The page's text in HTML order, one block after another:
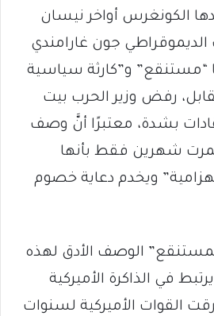
الكونغرس أواخر نيسان
الديموقراطي جون غارامندي
“مستنقع” و”كارثة سياسية
رفض وزير الحرب بيت
بشدة، معتبرًا أنَّ وصف
شهرين فقط بأنها
ويخدم دعاية خصوم
الوصف الأدق لهذه
في الذاكرة الأميركية
القوات الأميركية لسنوات